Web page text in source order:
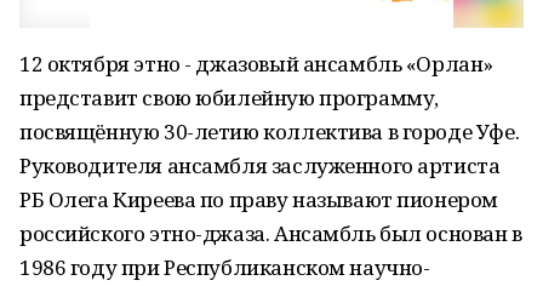
12 октября этно - джазовый ансамбль «Орлан»
представит свою юбилейную программу,
посвящённую 30-летию коллектива в городе Уфе.
Руководителя ансамбля заслуженного артиста
РБ Олега Киреева по праву называют пионером
российского этно-джаза. Ансамбль был основан в
1986 году при Республиканском научно-